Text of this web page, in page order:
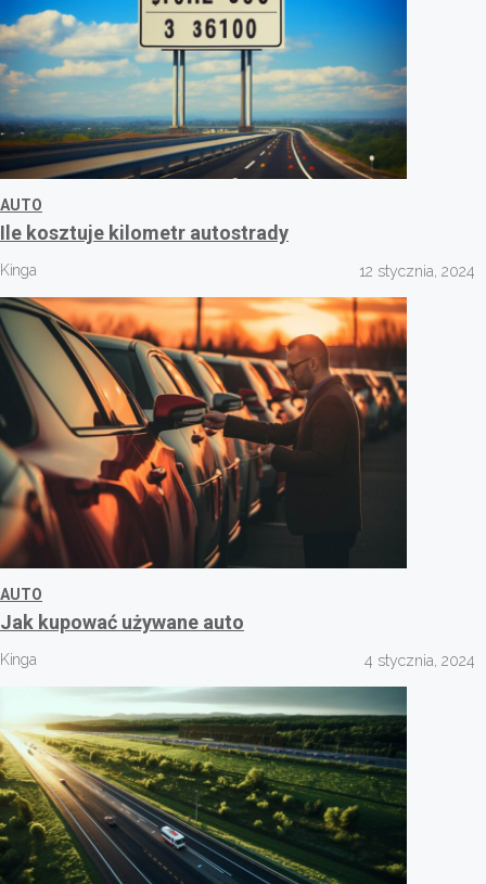
AUTO
Ile kosztuje kilometr autostrady
Kinga 12 stycznia, 2024
AUTO
Jak kupować używane auto
Kinga 4 stycznia, 2024